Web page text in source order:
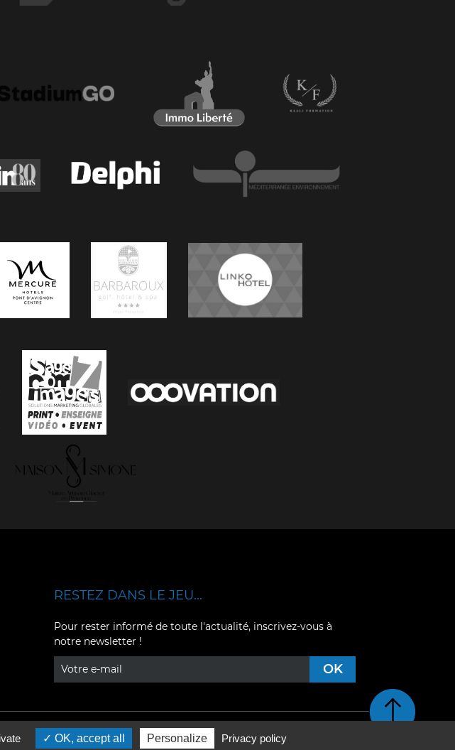
YouTube
RESTEZ DANS LE JEU...
Pour rester informé de toute l'actualité, inscrivez-vous à
notre newsletter !
Retour en haut de page
OK, accept all Personalize Privacy policy